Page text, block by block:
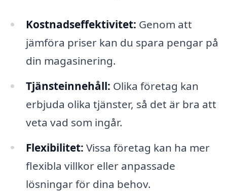
Kostnadseffektivitet: Genom att
jämföra priser kan du spara pengar på
din magasinering.
Tjänsteinnehåll: Olika företag kan
erbjuda olika tjänster, så det är bra att
veta vad som ingår.
Flexibilitet: Vissa företag kan ha mer
flexibla villkor eller anpassade
lösningar för dina behov.